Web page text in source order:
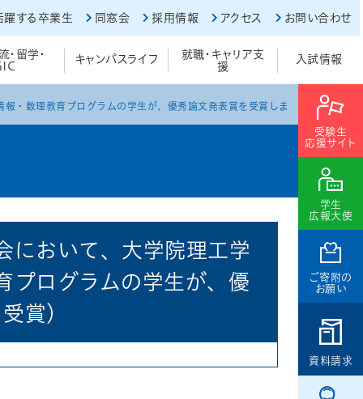
躍する卒業生 同窓会 採用情報 アクセス お問い合わせ
・留学・
キャンパスライフ
就職・キャリア支
援
入試情報
受験生
応援サイト
学生
広報大使
ご寄附の
お願い
資料請求
・数理教育プログラムの学生が、優秀論文発表賞を受賞しま
において、大学院理工学
プログラムの学生が、優
賞）